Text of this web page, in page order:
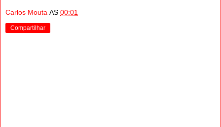
Carlos Mouta AS 00:01
Compartilhar